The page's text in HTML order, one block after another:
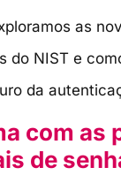
as
do NIST e
da
com as
de